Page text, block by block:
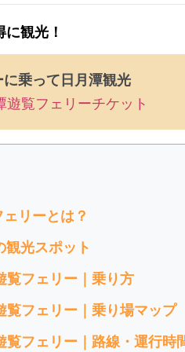
観光！
に乗って日月潭観光
遊覧フェリーチケット
ェリーとは？
観光スポット
覧フェリー｜乗り方
覧フェリー｜乗り場マップ
覧フェリー｜路線・運行時